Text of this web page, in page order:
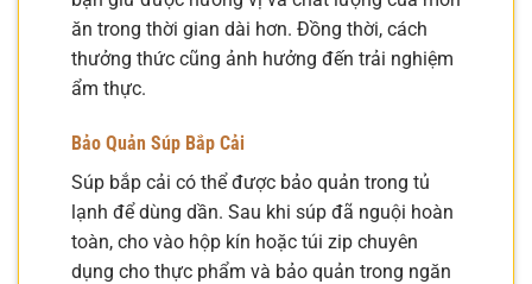
ăn trong thời gian dài hơn. Đồng thời, cách
thưởng thức cũng ảnh hưởng đến trải nghiệm
ẩm thực.
Bảo Quản Súp Bắp Cải
Súp bắp cải có thể được bảo quản trong tủ
lạnh để dùng dần. Sau khi súp đã nguội hoàn
toàn, cho vào hộp kín hoặc túi zip chuyên
dụng cho thực phẩm và bảo quản trong ngăn